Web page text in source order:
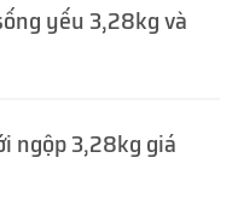
yếu 3,28kg và
ngộp 3,28kg giá